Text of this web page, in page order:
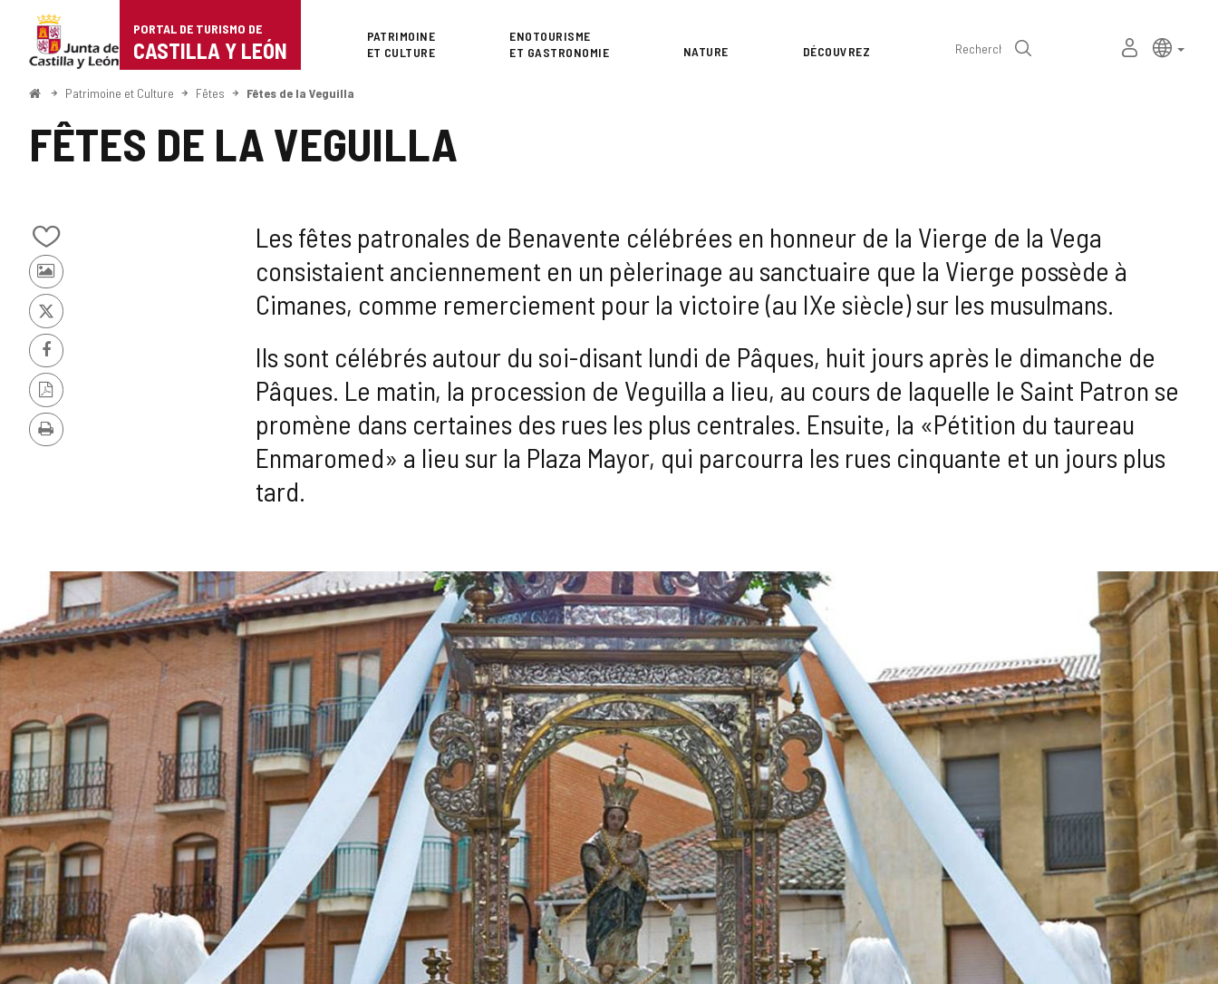
Portal
de
Turismo
Castilla
León
PORTAL DE TURISMO DE
CASTILLA Y LEÓN
Superior
PATRIMOINE
ET CULTURE
ENOTOURISME
ET GASTRONOMIE
NATURE DÉCOUVREZ Recherche
MON
ESPACE
Sélecteur
de
Langue
<
Patrimoine et Culture Fêtes Fêtes de la Veguilla
FÊTES DE LA VEGUILLA
Ajouter/retirer
le
contenu
de
cahiers
Photos
d'autres
touristes
X
Facebook
Version
PDF
Imprimer
Les fêtes patronales de Benavente célébrées en honneur de la Vierge de la Vega
consistaient anciennement en un pèlerinage au sanctuaire que la Vierge possède à
Cimanes, comme remerciement pour la victoire (au IXe siècle) sur les musulmans.
Ils sont célébrés autour du soi-disant lundi de Pâques, huit jours après le dimanche de
Pâques. Le matin, la procession de Veguilla a lieu, au cours de laquelle le Saint Patron se
promène dans certaines des rues les plus centrales. Ensuite, la «Pétition du taureau
Enmaromed» a lieu sur la Plaza Mayor, qui parcourra les rues cinquante et un jours plus
tard.
GALERIE
DES
IMAGES